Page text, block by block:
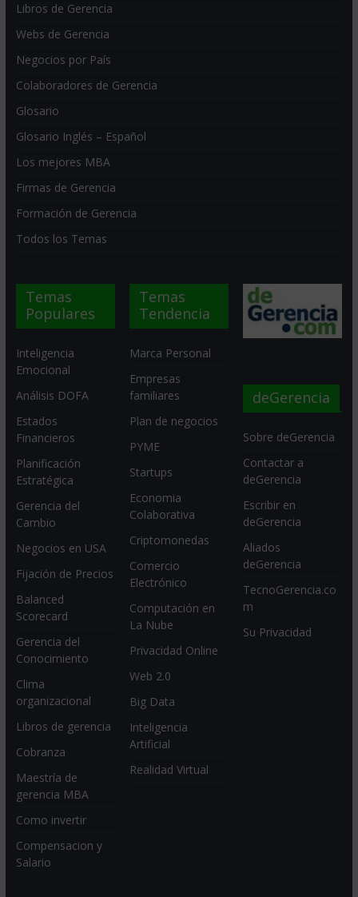
Libros de Gerencia
Webs de Gerencia
Negocios por País
Colaboradores de Gerencia
Glosario
Glosario Inglés – Español
Los mejores MBA
Firmas de Gerencia
Formación de Gerencia
Todos los Temas
Temas
Populares
Inteligencia
Emocional
Análisis DOFA
Estados
Financieros
Planificación
Estratégica
Gerencia del
Cambio
Negocios en USA
Fijación de Precios
Balanced
Scorecard
Gerencia del
Conocimiento
Clima
organizacional
Libros de gerencia
Cobranza
Maestría de
gerencia MBA
Como invertir
Compensacion y
Salario
Temas
Tendencia
Marca Personal
Empresas
familiares
Plan de negocios
PYME
Startups
Economia
Colaborativa
Criptomonedas
Comercio
Electrónico
Computación en
La Nube
Privacidad Online
Web 2.0
Big Data
Inteligencia
Artificial
Realidad Virtual
deGerencia
Sobre deGerencia
Contactar a
deGerencia
Escribir en
deGerencia
Aliados
deGerencia
TecnoGerencia.co
m
Su Privacidad